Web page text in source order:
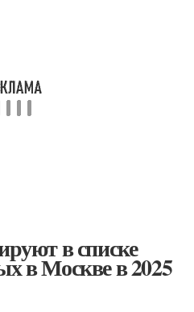
в списке
в Москве в 2025